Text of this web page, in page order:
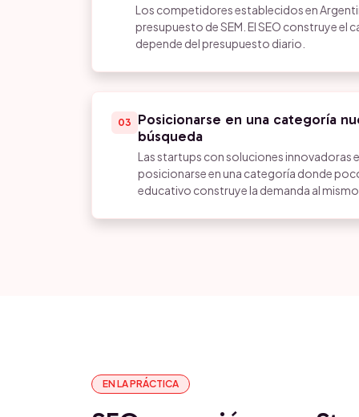
Los competidores establecidos en
presupuesto de SEM. El SEO construye el
depende del presupuesto diario.
03
Posicionarse en una categoría
búsqueda
Las startups con soluciones innovadoras
posicionarse en una categoría donde
educativo construye la demanda al
EN LA PRÁCTICA